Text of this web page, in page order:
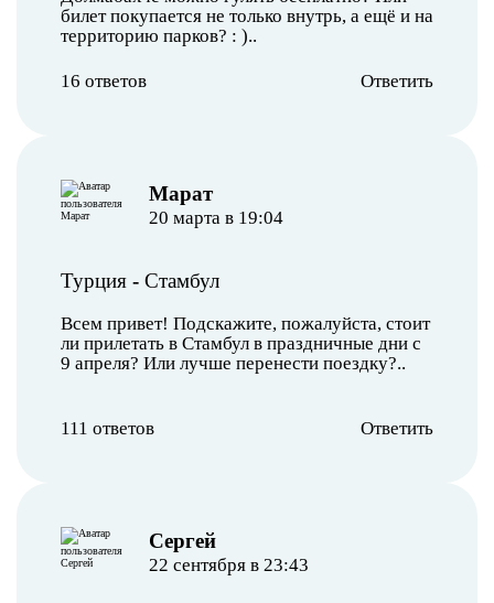
билет покупается не только внутрь, а ещё и на
территорию парков? : )..
16 ответов Ответить
Марат
20 марта в 19:04
Турция - Стамбул
Всем привет! Подскажите, пожалуйста, стоит
ли прилетать в Стамбул в праздничные дни с
9 апреля? Или лучше перенести поездку?..
111 ответов Ответить
Сергей
22 сентября в 23:43